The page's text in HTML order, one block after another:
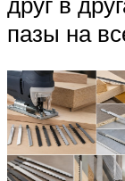
пазы на